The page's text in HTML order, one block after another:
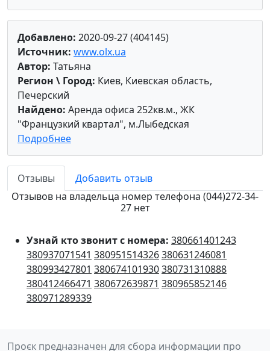
Добавлено: 2020-09-27 (404145)
Источник: www.olx.ua
Автор: Татьяна
Регион \ Город: Киев, Киевская область,
Печерский
Найдено: Аренда офиса 252кв.м., ЖК
"Французкий квартал", м.Лыбедская
Подробнее
Отзывы
Добавить отзыв
Отзывов на владельца номер телефона (044)272-34-
27 нет
Узнай кто звонит с номера: 380661401243
380937071541 380951514326380631246081
380993427801 380674101930380731310888
380412466471 380672639871 380965852146
380971289339
Проєк предназначен для сбора информации про